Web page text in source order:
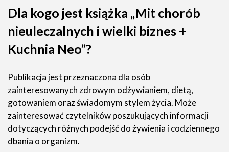
Dla kogo jest książka „Mit chorób
nieuleczalnych i wielki biznes +
Kuchnia Neo”?
Publikacja jest przeznaczona dla osób
zainteresowanych zdrowym odżywianiem, dietą,
gotowaniem oraz świadomym stylem życia. Może
zainteresować czytelników poszukujących informacji
dotyczących różnych podejść do żywienia i codziennego
dbania o organizm.